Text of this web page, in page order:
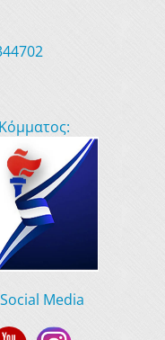
Media